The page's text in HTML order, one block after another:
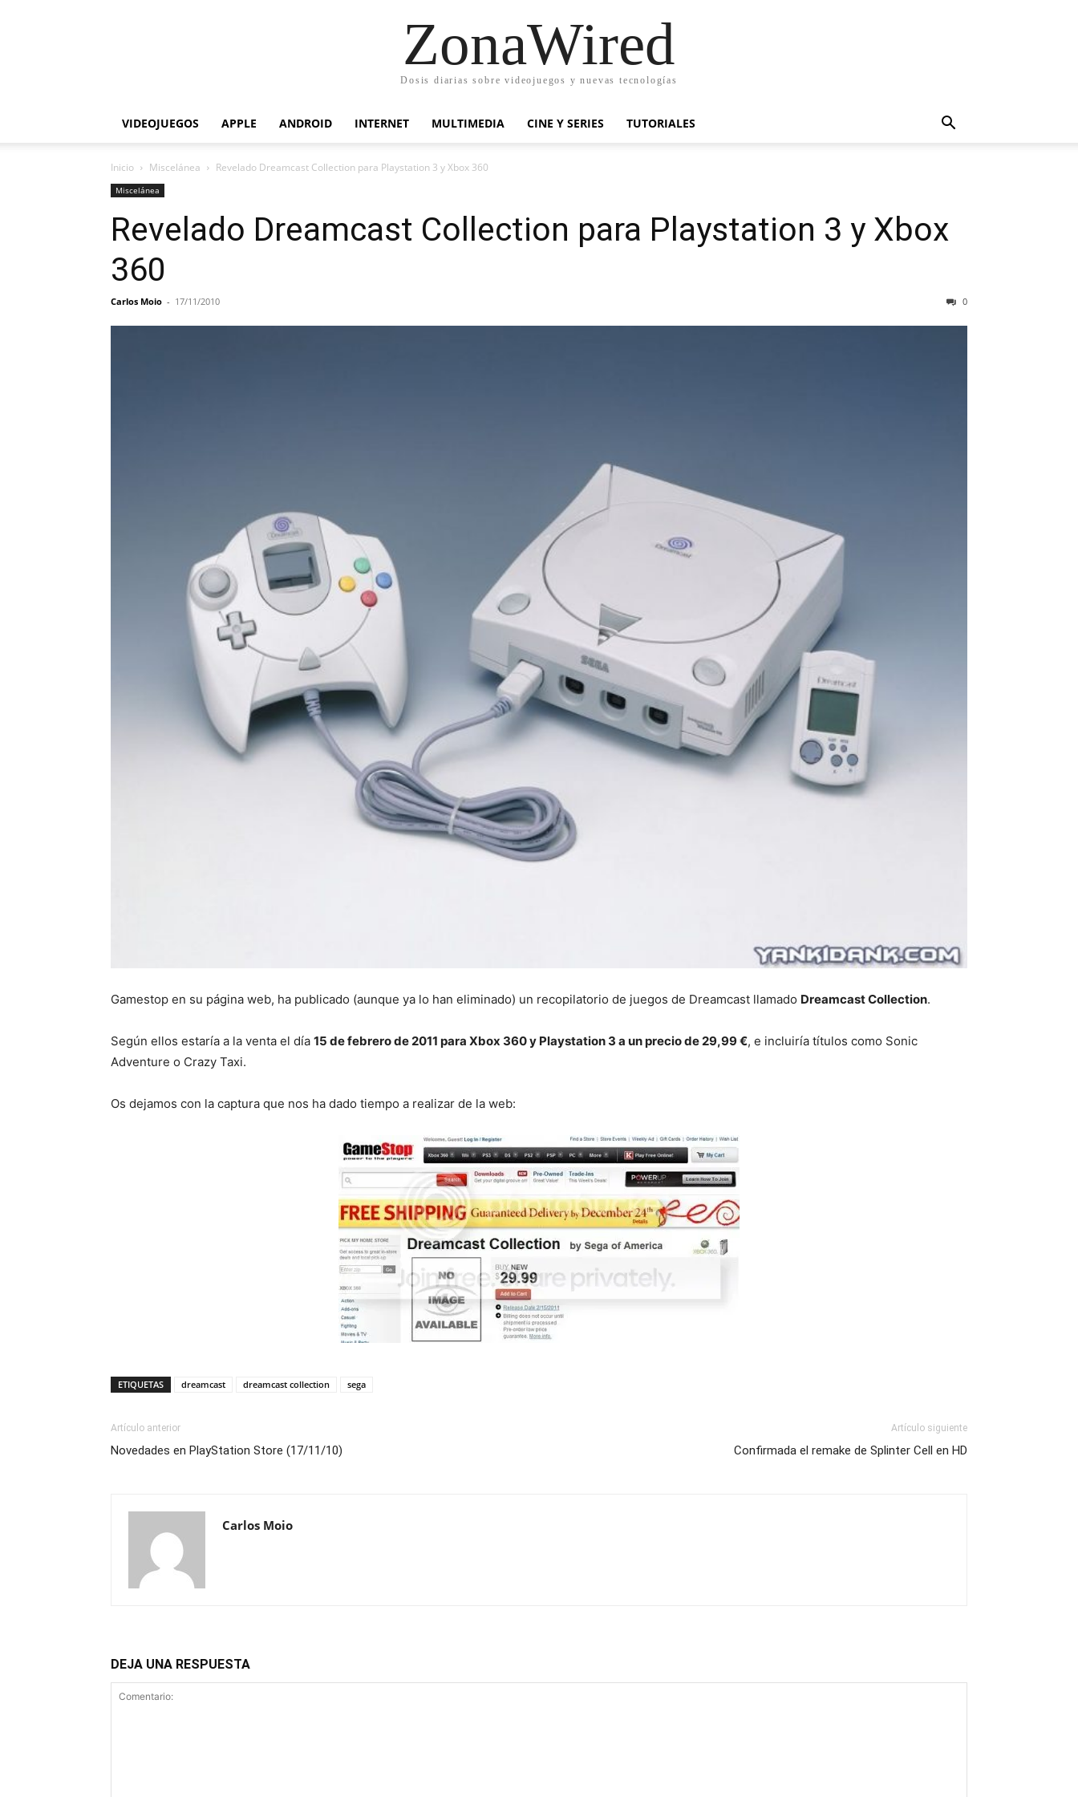
ZonaWired
Dosis diarias sobre videojuegos y nuevas tecnologías
VIDEOJUEGOS APPLE ANDROID INTERNET MULTIMEDIA CINE Y SERIES TUTORIALES
Inicio Miscelánea Revelado Dreamcast Collection para Playstation 3 y Xbox 360
Miscelánea
Revelado Dreamcast Collection para Playstation 3 y Xbox
360
Carlos Moio - 17/11/2010 0
Gamestop en su página web, ha publicado (aunque ya lo han eliminado) un recopilatorio de juegos de Dreamcast llamado Dreamcast Collection.
Según ellos estaría a la venta el día 15 de febrero de 2011 para Xbox 360 y Playstation 3 a un precio de 29,99 €, e incluiría títulos como Sonic
Adventure o Crazy Taxi.
Os dejamos con la captura que nos ha dado tiempo a realizar de la web:
ETIQUETAS dreamcast dreamcast collection sega
Artículo anterior
Novedades en PlayStation Store (17/11/10)
Artículo siguiente
Confirmada el remake de Splinter Cell en HD
Carlos Moio
DEJA UNA RESPUESTA